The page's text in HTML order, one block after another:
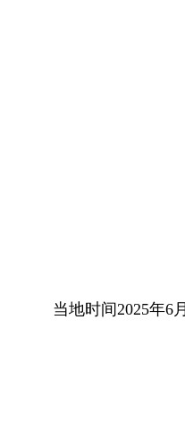
当地时间2025年6